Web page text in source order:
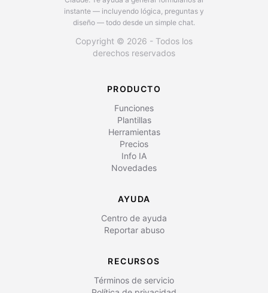
instante — incluyendo lógica, preguntas y
diseño — todo desde un simple chat.
Copyright © 2026 - Todos los
derechos reservados
PRODUCTO
Funciones
Plantillas
Herramientas
Precios
Info IA
Novedades
AYUDA
Centro de ayuda
Reportar abuso
RECURSOS
Términos de servicio